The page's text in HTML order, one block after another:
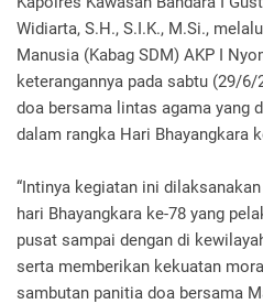
Widiarta, S.H., S.I.K., M.Si.,
Manusia (Kabag SDM) AKP I
keterangannya pada sabtu (29/
doa bersama lintas agama yang
dalam rangka Hari Bhayangkara
“Intinya kegiatan ini
hari Bhayangkara ke-78 yang
pusat sampai dengan di
serta memberikan kekuatan
sambutan panitia doa bersama